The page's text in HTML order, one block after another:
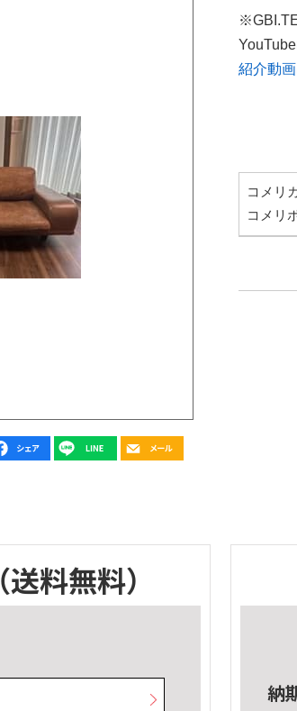
紹介動
コメリ
コメリ
（送料無料）
納